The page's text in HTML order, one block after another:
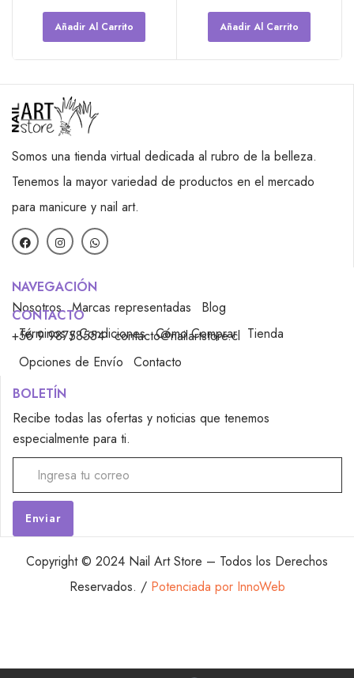
Añadir Al Carrito Añadir Al Carrito
Somos una tienda virtual dedicada al rubro de la belleza.
Tenemos la mayor variedad de productos en el mercado
para manicure y nail art.
NAVEGACIÓN
Nosotros Marcas representadas
Blog
Términos y Condiciones Cómo Comprar Tienda
CONTACTO
+56 9 98758554 contacto@nailartstore.cl
Opciones de Envío
Contacto
BOLETÍN
Recibe todas las ofertas y noticias que tenemos
especialmente para ti.
Copyright © 2024 Nail Art Store – Todos los Derechos
Reservados. / Potenciada por InnoWeb